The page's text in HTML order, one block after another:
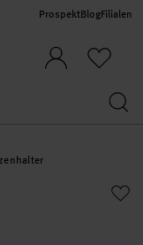
ProspektBlogFilialen